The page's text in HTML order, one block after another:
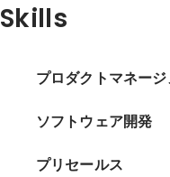
Skills
プロダクトマネージ
ソフトウェア開発
プリセールス